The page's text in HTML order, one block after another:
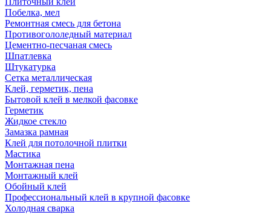
Побелка, мел
Ремонтная смесь для бетона
Противогололедный материал
Цементно-песчаная смесь
Шпатлевка
Штукатурка
Сетка металлическая
Клей, герметик, пена
Бытовой клей в мелкой фасовке
Герметик
Жидкое стекло
Замазка рамная
Клей для потолочной плитки
Мастика
Монтажная пена
Монтажный клей
Обойный клей
Профессиональный клей в крупной фасовке
Холодная сварка